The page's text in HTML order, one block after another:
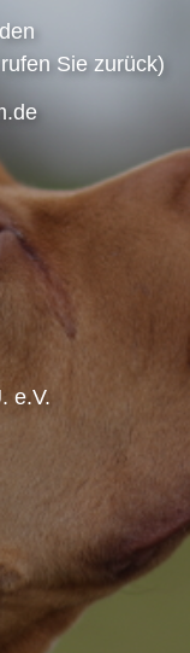
Sie zurück)
e.V.